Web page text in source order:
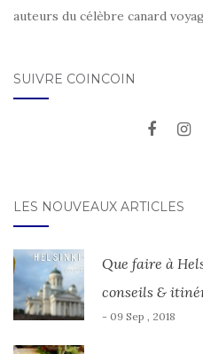
auteurs du célèbre canard
SUIVRE COINCOIN
LES NOUVEAUX ARTICLES
Que faire à
conseils &
- 09 Sep , 2018